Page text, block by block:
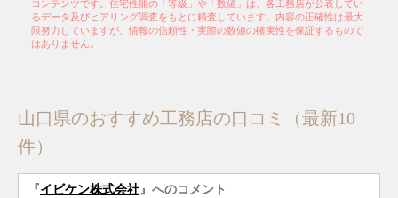
コンテンツです。住宅性能の「等級」や「数値」は、各工務店が公表してい
るデータ及びヒアリング調査をもとに精査しています。内容の正確性は最大
限努力していますが、情報の信頼性・実際の数値の確実性を保証するもので
はありません。
山口県のおすすめ工務店の口コミ（最新10
件）
『イビケン株式会社 』へのコメント